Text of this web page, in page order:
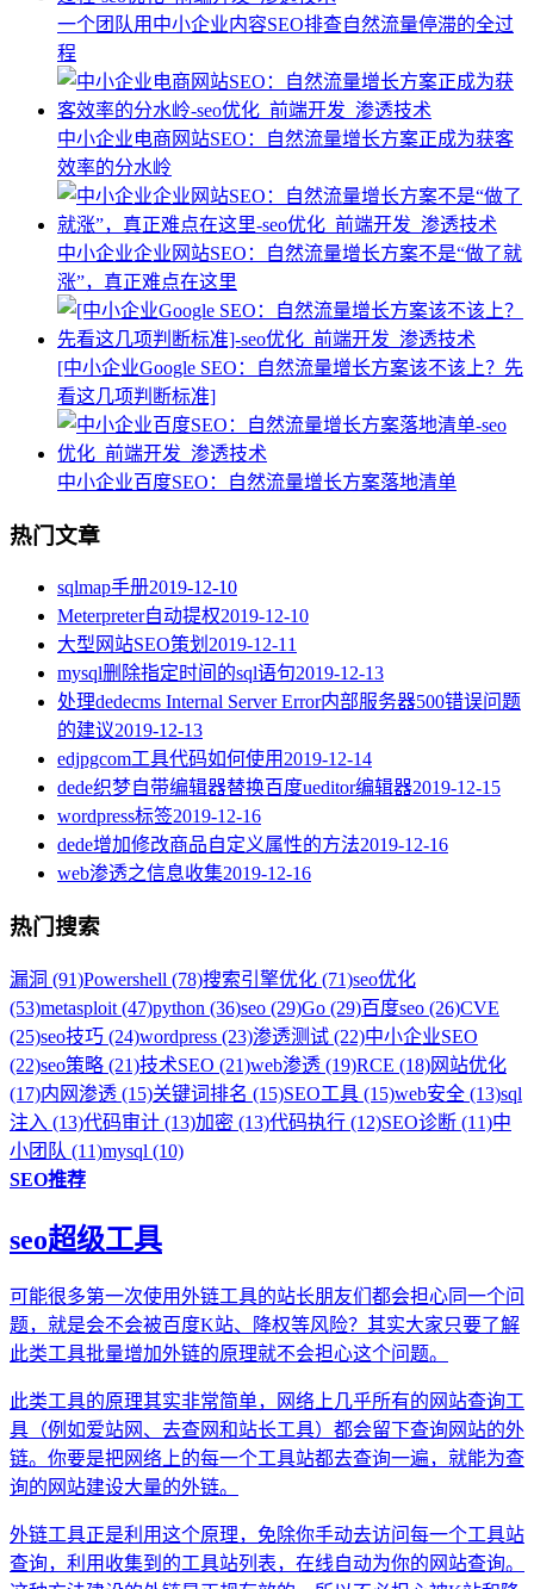
一个团队用中小企业内容SEO排查自然流量停滞的全过
程
中小企业电商网站SEO：自然流量增长方案正成为获客
效率的分水岭
中小企业企业网站SEO：自然流量增长方案不是“做了就
涨”，真正难点在这里
[中小企业Google SEO：自然流量增长方案该不该上？先
看这几项判断标准]
中小企业百度SEO：自然流量增长方案落地清单
热门文章
sqlmap手册2019-12-10
Meterpreter自动提权2019-12-10
大型网站SEO策划 2019-12-11
mysql删除指定时间的sql语句2019-12-13
处理dedecms Internal Server Error内部服务器500错误问题
的建议2019-12-13
edjpgcom工具代码如何使用 2019-12-14
dede织梦自带编辑器替换百度ueditor编辑器2019-12-15
wordpress标签2019-12-16
dede增加修改商品自定义属性的方法2019-12-16
web渗透之信息收集2019-12-16
热门搜索
漏洞 (91)Powershell (78)搜索引擎优化 (71)seo优化
(53)metasploit (47)python (36)seo (29)Go (29)百度seo (26)CVE
(25)seo技巧 (24)wordpress (23)渗透测试 (22)中小企业SEO
(22)seo策略 (21)技术SEO (21)web渗透 (19)RCE (18)网站优化
(17)内网渗透 (15)关键词排名 (15)SEO工具 (15)web安全 (13)sql
注入 (13)代码审计 (13)加密 (13)代码执行 (12)SEO诊断 (11)中
小团队 (11)mysql (10)
SEO推荐
seo超级工具
可能很多第一次使用外链工具的站长朋友们都会担心同一个问
题，就是会不会被百度K站、降权等风险？其实大家只要了解
此类工具批量增加外链的原理就不会担心这个问题。
此类工具的原理其实非常简单，网络上几乎所有的网站查询工
具（例如爱站网、去查网和站长工具）都会留下查询网站的外
链。你要是把网络上的每一个工具站都去查询一遍，就能为查
询的网站建设大量的外链。
外链工具正是利用这个原理，免除你手动去访问每一个工具站
查询，利用收集到的工具站列表，在线自动为你的网站查询。